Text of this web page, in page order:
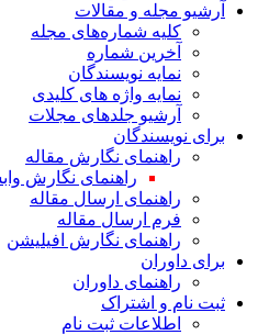
آرشیو مجله و مقالات
کلیه شماره‌های مجله
آخرین شماره
نمایه نویسندگان
نمایه واژه های کلیدی
آرشیو جلدهای مجلات
برای نویسندگان
راهنمای نگارش مقاله
راهنمای نگارش
راهنمای ارسال مقاله
فرم ارسال مقاله
راهنمای نگارش افیلیشن
برای داوران
راهنمای داوران
ثبت نام و اشتراک
اطلاعات ثبت نام